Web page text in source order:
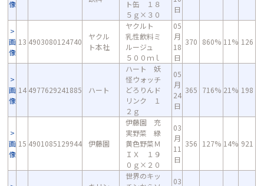
像
ト缶 １８
５ｇ×３０
日
画
像
13 4903080124740
ヤクル
ト本社
ヤクルト
乳性飲料ミ
ルージュ
５００ｍｌ
05
月
18
日
370 860% 11% 126
画
像
14 4977629241885 ハート
ハート 妖
怪ウォッチ
どろりんド
リンク １
２ｇ
05
月
24
日
365 716% 21% 198
画
像
15 4901085129944 伊藤園
伊藤園 充
実野菜 緑
黄色野菜Ｍ
ＩＸ １９
０ｇ×２０
03
月
11
日
356 127% 14% 921
世界のキッ
03